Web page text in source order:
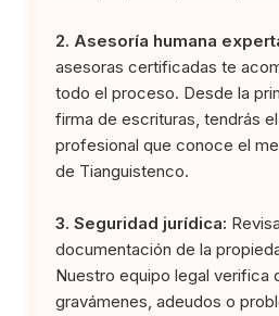
2. Asesoría humana
asesoras certificadas te
todo el proceso. Desde la
firma de escrituras, tendrás
profesional que conoce el
de Tianguistenco.
3. Seguridad jurídica:
documentación de la
Nuestro equipo legal verifica
gravámenes, adeudos o